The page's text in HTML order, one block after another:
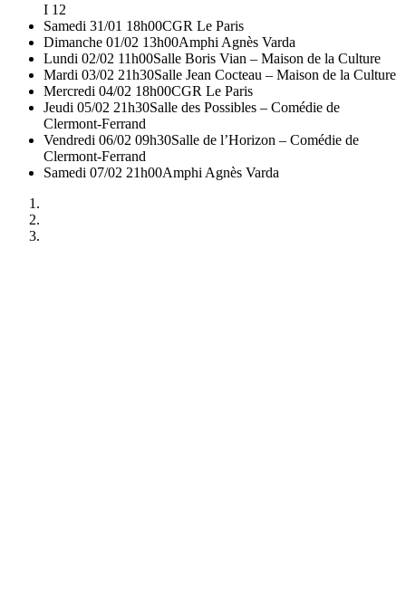
I 12
Samedi 31/01 18h00CGR Le Paris
Dimanche 01/02 13h00Amphi Agnès Varda
Lundi 02/02 11h00Salle Boris Vian – Maison de la Culture
Mardi 03/02 21h30Salle Jean Cocteau – Maison de la Culture
Mercredi 04/02 18h00CGR Le Paris
Jeudi 05/02 21h30Salle des Possibles – Comédie de
Clermont-Ferrand
Vendredi 06/02 09h30Salle de l’Horizon – Comédie de
Clermont-Ferrand
Samedi 07/02 21h00Amphi Agnès Varda